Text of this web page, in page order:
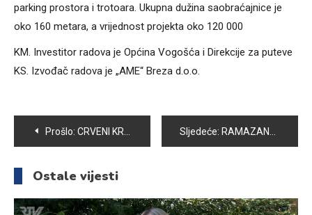
parking prostora i trotoara. Ukupna dužina saobraćajnice je
oko 160 metara, a vrijednost projekta oko 120 000
KM. Investitor radova je Općina Vogošća i Direkcije za puteve
KS. Izvođač radova je „AME“ Breza d.o.o.
Navigacija
članaka
Prošlo: CRVENI KRIŽ OPĆINE VOGOŠĆA: U TOKU RAMAZANA DONIRAJTE PREHRAMBENE PROIZVODE CENTRALNOJ KUHINJI CK Sljedeće: RAMAZANSKI PAKETI ZA PORODICE SLABIJEG IMOVINSKOG STANJA
Ostale vijesti